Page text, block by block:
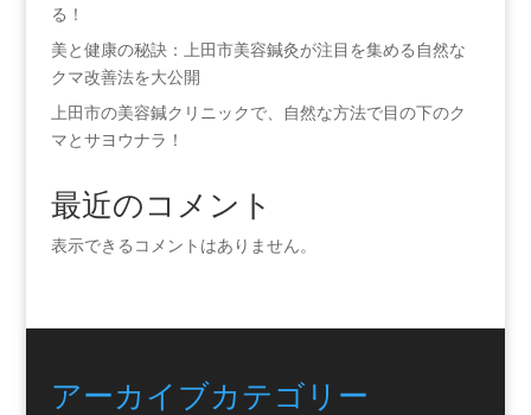
る！
美と健康の秘訣：上田市美容鍼灸が注目を集める自然な
クマ改善法を大公開
上田市の美容鍼クリニックで、自然な方法で目の下のク
マとサヨウナラ！
最近のコメント
表示できるコメントはありません。
アーカイブカテゴリー